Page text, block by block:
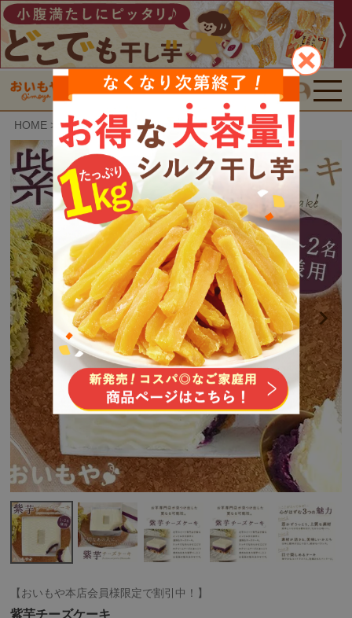
検索
HOME おいもや特選スイーツ 紫芋チーズケーキ
【おいもや本店会員様限定で割引中！】
紫芋チーズケーキ